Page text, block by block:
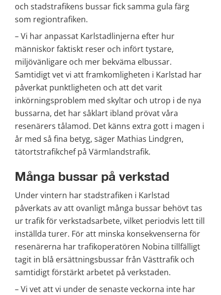
och stadstrafikens bussar fick samma gula färg
som regiontrafiken.
– Vi har anpassat Karlstadlinjerna efter hur
människor faktiskt reser och infört tystare,
miljövänligare och mer bekväma elbussar.
Samtidigt vet vi att framkomligheten i Karlstad har
påverkat punktligheten och att det varit
inkörningsproblem med skyltar och utrop i de nya
bussarna, det har såklart ibland prövat våra
resenärers tålamod. Det känns extra gott i magen i
år med så fina betyg, säger Mathias Lindgren,
tätortstrafikchef på Värmlandstrafik.
Många bussar på verkstad
Under vintern har stadstrafiken i Karlstad
påverkats av att ovanligt många bussar behövt tas
ur trafik för verkstadsarbete, vilket periodvis lett till
inställda turer. För att minska konsekvenserna för
resenärerna har trafikoperatören Nobina tillfälligt
tagit in blå ersättningsbussar från Västtrafik och
samtidigt förstärkt arbetet på verkstaden.
– Vi vet att vi under de senaste veckorna inte har